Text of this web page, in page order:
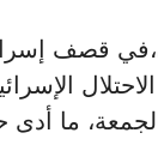
قصف
ما أدى